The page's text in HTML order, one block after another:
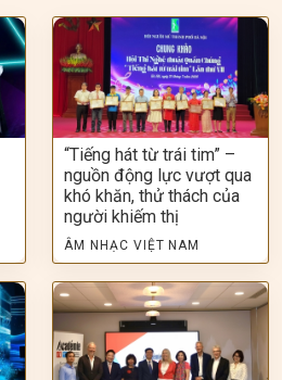
“Tiếng hát từ trái tim” –
nguồn động lực vượt qua
khó khăn, thử thách của
người khiếm thị
ÂM NHẠC VIỆT NAM